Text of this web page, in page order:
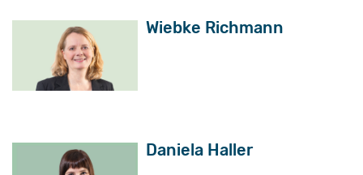
Wiebke Richmann
Daniela Haller